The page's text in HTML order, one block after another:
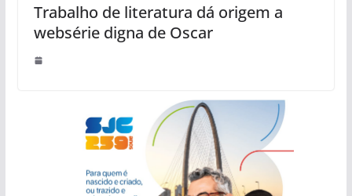
Trabalho de literatura dá origem a
websérie digna de Oscar